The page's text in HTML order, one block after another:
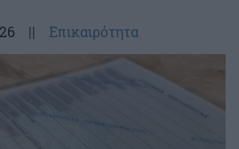
|| Επικαιρότητα